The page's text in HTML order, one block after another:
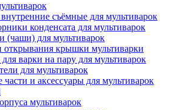
съёмные для мультиварок
конденсата для мультиварок
(чаши) для мультиварок
крышки мультиварки
варки на пару для мультиварок
для мультиварок
части и аксессуары для мультиварок
мультиварок